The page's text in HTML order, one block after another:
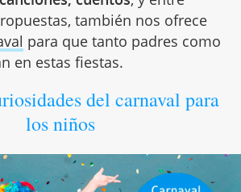
también nos ofrece
para que tanto padres como
en estas fiestas.
del carnaval para
los niños